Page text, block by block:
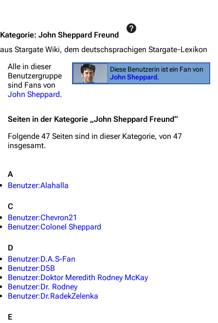
Kategorie: John Sheppard Freund
aus Stargate Wiki, dem deutschsprachigen Stargate-Lexikon
Diese Benutzerin ist ein Fan von
John Sheppard.
Alle in dieser
Benutzergruppe
sind Fans von
John Sheppard.
Seiten in der Kategorie „John Sheppard Freund“
Folgende 47 Seiten sind in dieser Kategorie, von 47
insgesamt.
A
Benutzer:Alahalla
C
Benutzer:Chevron21
Benutzer:Colonel Sheppard
D
Benutzer:D.A.S-Fan
Benutzer:D5B
Benutzer:Doktor Meredith Rodney McKay
Benutzer:Dr. Rodney
Benutzer:Dr.RadekZelenka
E